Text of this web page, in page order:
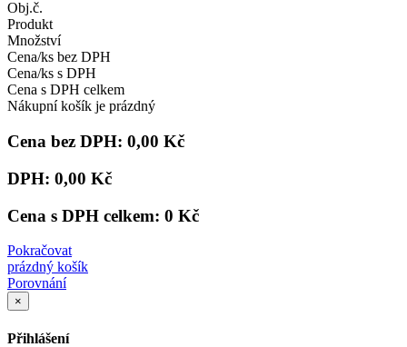
Obj.č.
Produkt
Množství
Cena/ks bez DPH
Cena/ks s DPH
Cena s DPH celkem
Nákupní košík je prázdný
Cena bez DPH: 0,00 Kč
DPH: 0,00 Kč
Cena s DPH celkem: 0 Kč
Pokračovat
prázdný košík
Porovnání
×
Přihlášení